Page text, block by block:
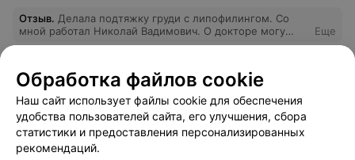
Отзыв. Делала подтяжку груди с липофилингом. Со
мной работал Николай Вадимович. О докторе могу
сказать только хорошее. Операция прошла хорошо,
и аккуратный врач, швы выглядят очень хорошо. Так
как я живу за границей и нет возможности после
операции в живую попасть на приём, я каждый месяц
присылаю фотографии и доктор проверяет, хорошо ли
идет восстановление. Подводя итог: Рекомендую! Как
врача, так и клинику.
Еще
Отзывы
Обработка файлов cookie
Наш сайт использует файлы cookie для обеспечения
удобства пользователей сайта, его улучшения, сбора
статистики и предоставления персонализированных
рекомендаций.